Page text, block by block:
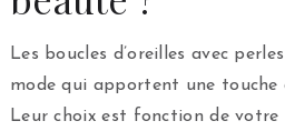
Les boucles d’oreilles avec
mode qui apportent une touche
Leur choix est fonction de